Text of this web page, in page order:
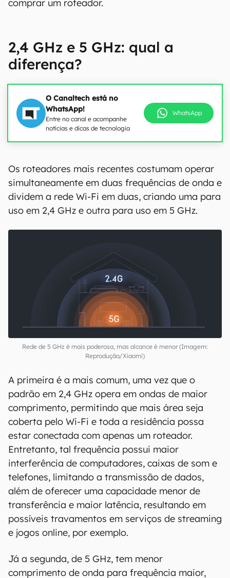
comprar um roteador.
2,4 GHz e 5 GHz: qual a
diferença?
O Canaltech está no
WhatsApp!
Entre no canal e acompanhe
notícias e dicas de tecnologia
WhatsApp
Os roteadores mais recentes costumam operar
simultaneamente em duas frequências de onda e
dividem a rede Wi-Fi em duas, criando uma para
uso em 2,4 GHz e outra para uso em 5 GHz.
Rede de 5 GHz é mais poderosa, mas alcance é menor (Imagem:
Reprodução/Xiaomi)
A primeira é a mais comum, uma vez que o
padrão em 2,4 GHz opera em ondas de maior
comprimento, permitindo que mais área seja
coberta pelo Wi-Fi e toda a residência possa
estar conectada com apenas um roteador.
Entretanto, tal frequência possui maior
interferência de computadores, caixas de som e
telefones, limitando a transmissão de dados,
além de oferecer uma capacidade menor de
transferência e maior latência, resultando em
possíveis travamentos em serviços de streaming
e jogos online, por exemplo.
Já a segunda, de 5 GHz, tem menor
comprimento de onda para frequência maior,